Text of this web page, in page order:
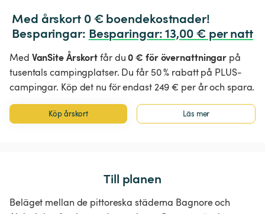
Med årskort 0 € boendekostnader!
Besparingar: Besparingar: 13,00 € per natt
Med VanSite Årskortfår du0 € för övernattningar på
tusentals campingplatser. Du får 50 % rabatt på PLUS-
campingar. Köp det nu för endast 249 € per år och spara.
Köp årskort Läs mer
Till planen
Beläget mellan de pittoreska städerna Bagnore och